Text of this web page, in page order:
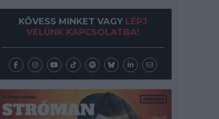
KÖVESS MINKET VAGY LÉPJ
VELÜNK KAPCSOLATBA!